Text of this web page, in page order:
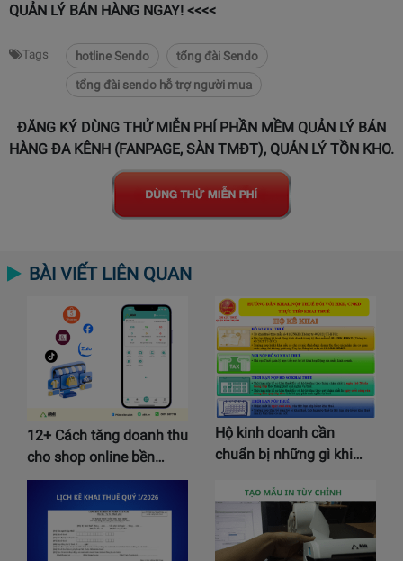
QUẢN LÝ BÁN HÀNG NGAY! <<<<
Tags hotline Sendo
tổng đài Sendo
tổng đài sendo hỗ trợ người mua
ĐĂNG KÝ DÙNG THỬ MIỄN PHÍ PHẦN MỀM QUẢN LÝ BÁN
HÀNG ĐA KÊNH (FANPAGE, SÀN TMĐT), QUẢN LÝ TỒN KHO.
BÀI VIẾT LIÊN QUAN
12+ Cách tăng doanh thu
cho shop online bền…
Hộ kinh doanh cần
chuẩn bị những gì khi…